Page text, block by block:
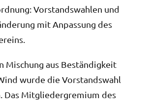
Vorstandswahlen und
mit Anpassung des
Mischung aus Beständigkeit
wurde die Vorstandswahl
Das Mitgliedergremium des